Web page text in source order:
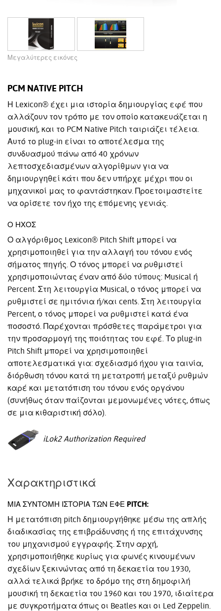
Μεγαλύτερες εικόνες
PCM NATIVE PITCH
Η Lexicon® έχει μια ιστορία δημιουργίας εφέ που
αλλάζουν τον τρόπο με τον οποίο κατακευάζεται η
μουσική, και το PCM Native Pitch ταιριάζει τέλεια.
Αυτό το plug-in είναι το αποτέλεσμα της
συνδυασμού πάνω από 40 χρόνων
λεπτοσχεδιασμένων αλγορίθμων για να
δημιουργηθεί κάτι που δεν υπήρχε μέχρι που οι
μηχανικοί μας το φαντάστηκαν. Προετοιμαστείτε
να ορίσετε τον ήχο της επόμενης γενιάς.
Ο ΉΧΟΣ
Ο αλγόριθμος Lexicon® Pitch Shift μπορεί να
χρησιμοποιηθεί για την αλλαγή του τόνου ενός
σήματος πηγής. Ο τόνος μπορεί να ρυθμιστεί
χρησιμοποιώντας έναν από δύο τύπους: Musical ή
Percent. Στη λειτουργία Musical, ο τόνος μπορεί να
ρυθμιστεί σε ημιτόνια ή/και cents. Στη λειτουργία
Percent, ο τόνος μπορεί να ρυθμιστεί κατά ένα
ποσοστό. Παρέχονται πρόσθετες παράμετροι για
την προσαρμογή της ποιότητας του εφέ. Το plug-in
Pitch Shift μπορεί να χρησιμοποιηθεί
αποτελεσματικά για: σχεδιασμό ήχου για ταινία,
διόρθωση τόνου κατά τη μετατροπή μεταξύ ρυθμών
καρέ και μετατόπιση του τόνου ενός οργάνου
(συνήθως όταν παίζονται μεμονωμένες νότες, όπως
σε μια κιθαριστική σόλο).
iLok2 Authorization Required
Χαρακτηριστικά
ΜΙΑ ΣΎΝΤΟΜΗ ΙΣΤΟΡΊΑ ΤΩΝ ΕΦΈ PITCH:
Η μετατόπιση pitch δημιουργήθηκε μέσω της απλής
διαδικασίας της επιβράδυνσης ή της επιτάχυνσης
του μηχανισμού εγγραφής. Στην αρχή,
χρησιμοποιήθηκε κυρίως για φωνές κινουμένων
σχεδίων ξεκινώντας από τη δεκαετία του 1930,
αλλά τελικά βρήκε το δρόμο της στη δημοφιλή
μουσική τη δεκαετία του 1960 και του 1970, ιδιαίτερα
με συγκροτήματα όπως οι Beatles και οι Led Zeppelin.